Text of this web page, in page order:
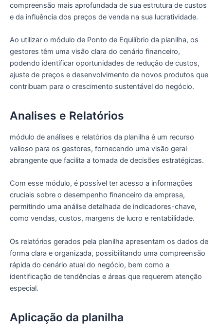
compreensão mais aprofundada de sua estrutura de custos
e da influência dos preços de venda na sua lucratividade.
Ao utilizar o módulo de Ponto de Equilíbrio da planilha, os
gestores têm uma visão clara do cenário financeiro,
podendo identificar oportunidades de redução de custos,
ajuste de preços e desenvolvimento de novos produtos que
contribuam para o crescimento sustentável do negócio.
Analises e Relatórios
módulo de análises e relatórios da planilha é um recurso
valioso para os gestores, fornecendo uma visão geral
abrangente que facilita a tomada de decisões estratégicas.
Com esse módulo, é possível ter acesso a informações
cruciais sobre o desempenho financeiro da empresa,
permitindo uma análise detalhada de indicadores-chave,
como vendas, custos, margens de lucro e rentabilidade.
Os relatórios gerados pela planilha apresentam os dados de
forma clara e organizada, possibilitando uma compreensão
rápida do cenário atual do negócio, bem como a
identificação de tendências e áreas que requerem atenção
especial.
Aplicação da planilha